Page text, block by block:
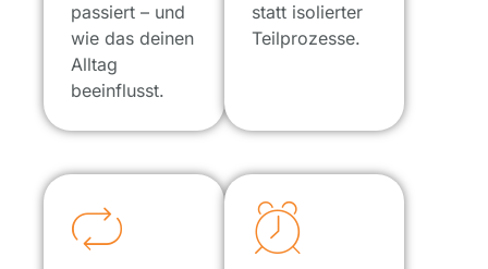
passiert – und
wie das deinen
Alltag
beeinflusst.
statt isolierter
Teilprozesse.